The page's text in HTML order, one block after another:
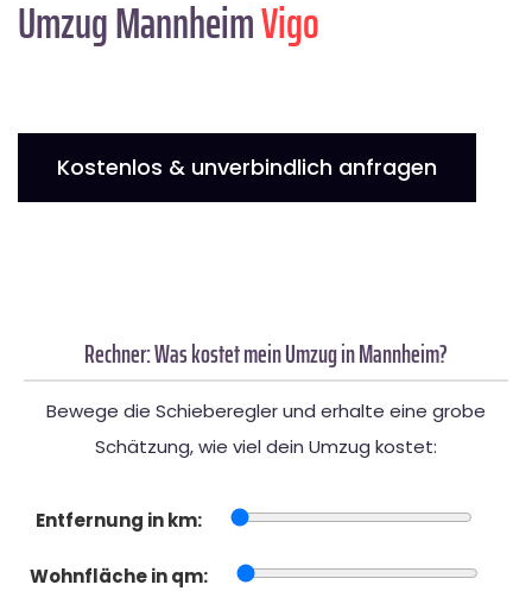
Umzug MannheimVigo
Kostenlos & unverbindlich anfragen
Rechner: Was kostet mein Umzug in Mannheim?
Bewege die Schieberegler und erhalte eine grobe
Schätzung, wie viel dein Umzug kostet:
Entfernung in km:
Wohnfläche in qm: